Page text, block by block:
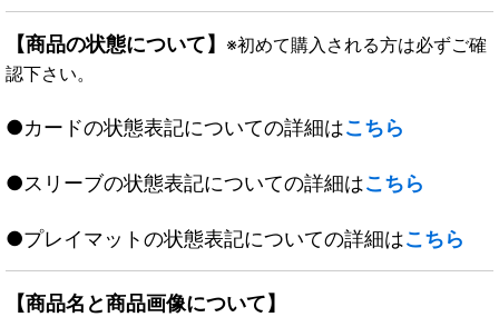
【商品の状態について】 ※初めて購入される方は必ずご確
認下さい。
●カードの状態表記についての詳細はこちら
●スリーブの状態表記についての詳細はこちら
●プレイマットの状態表記についての詳細はこちら
【商品名と商品画像について】